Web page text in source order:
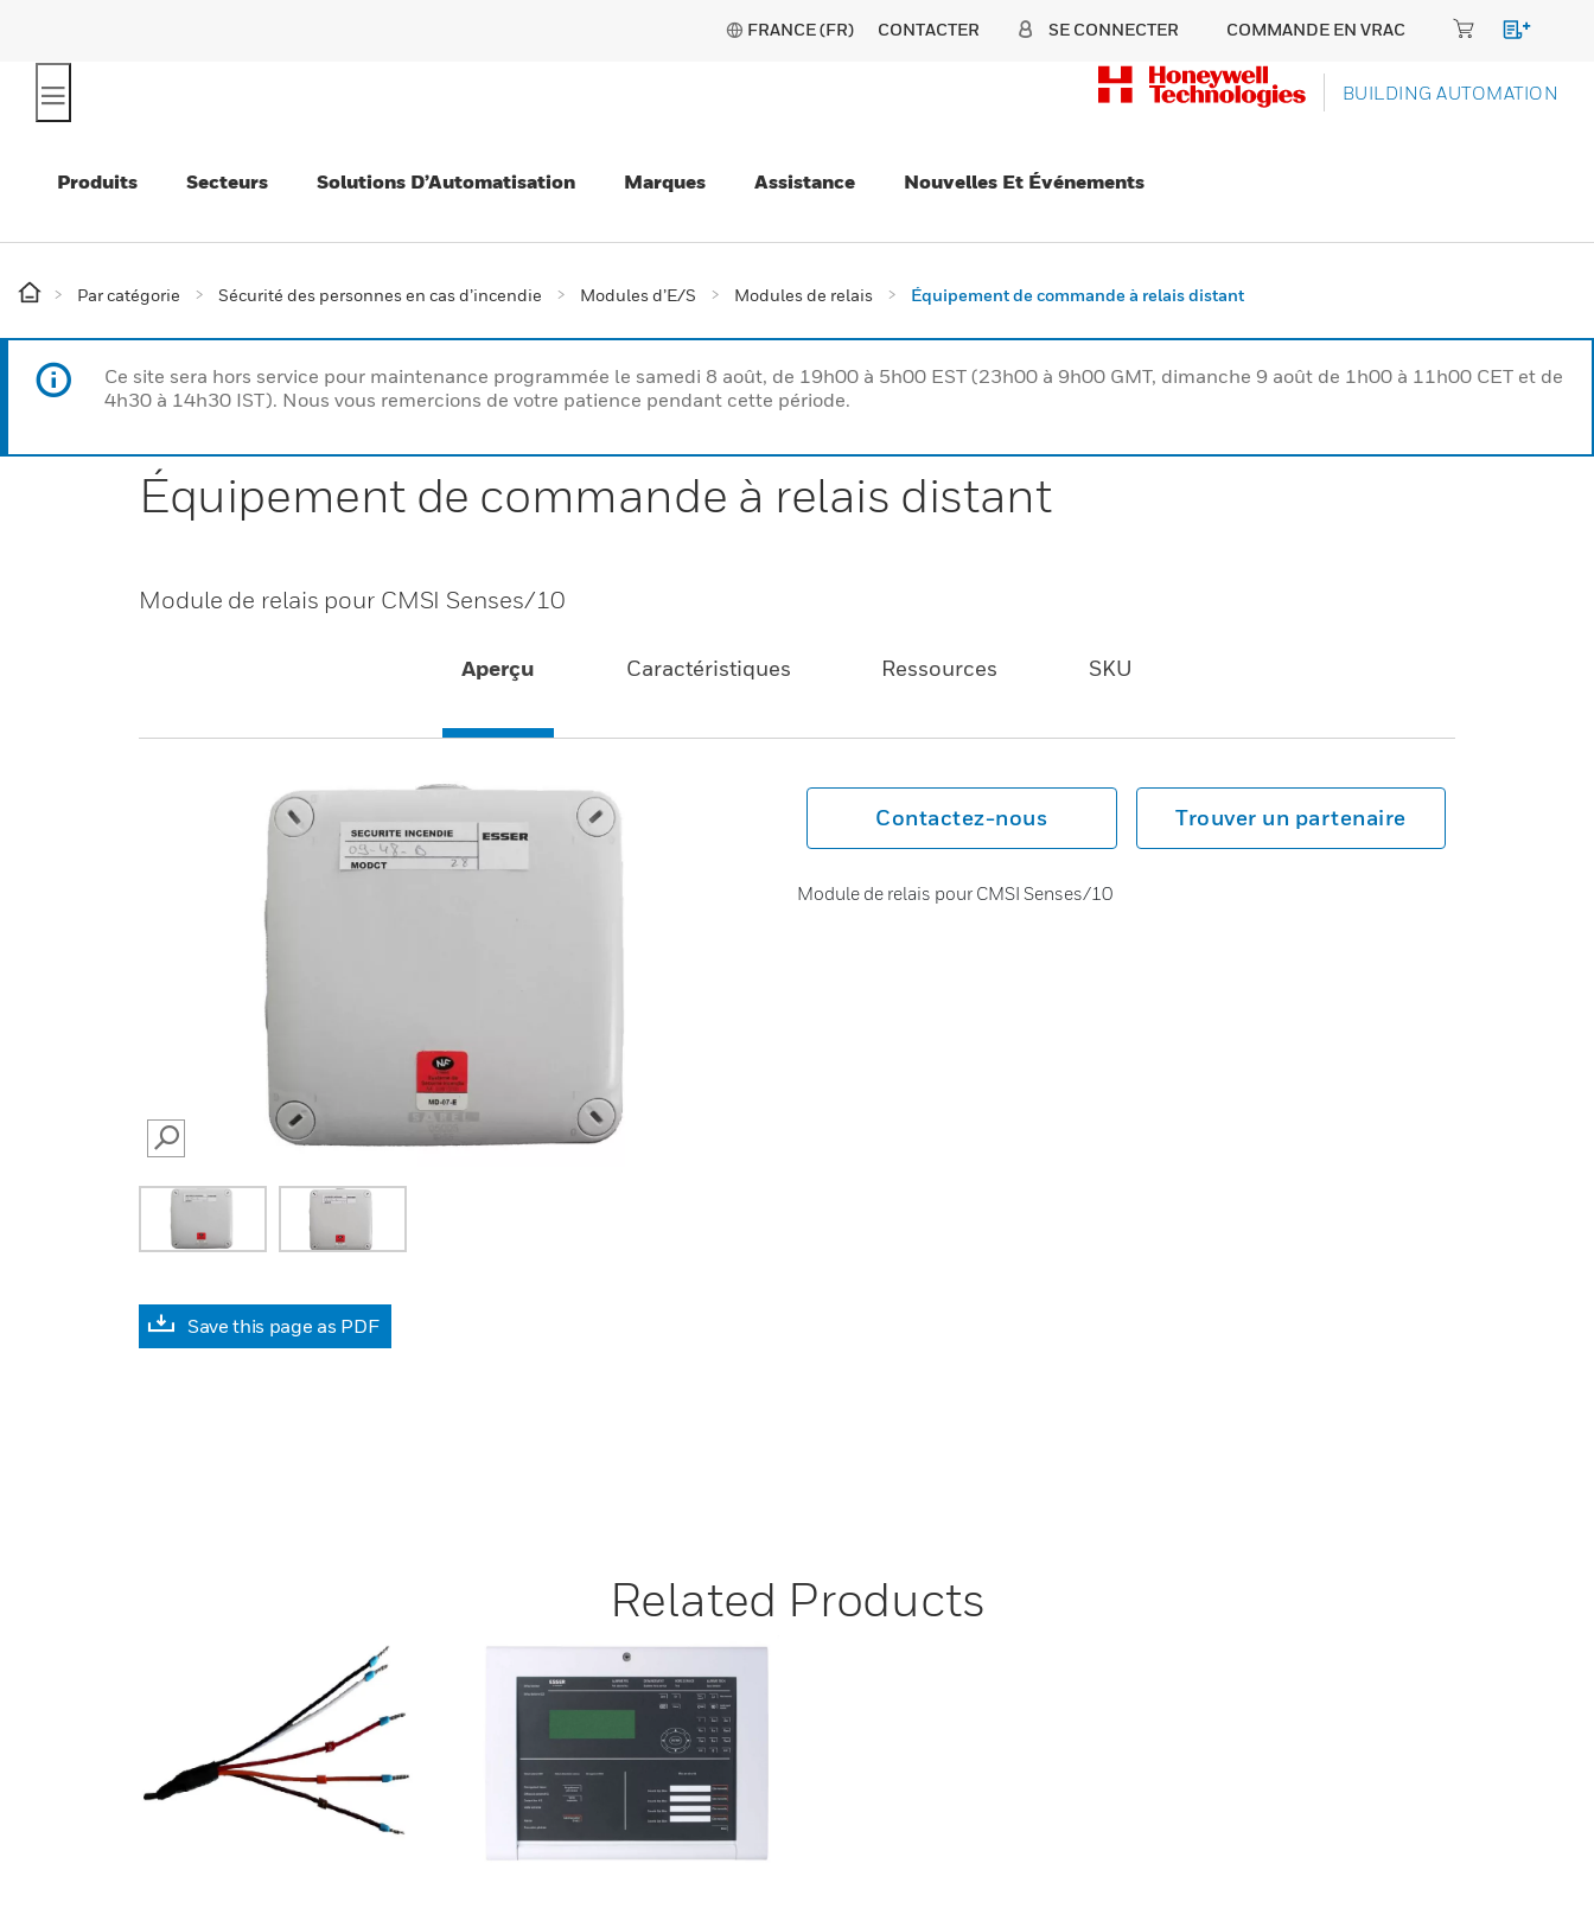
FRANCE (FR) CONTACTER SE CONNECTER COMMANDE EN VRAC
BUILDING AUTOMATION
Produits Secteurs Solutions D’Automatisation Marques Assistance Nouvelles Et Événements
Par catégorie Sécurité des personnes en cas d’incendie Modules d’E/S Modules de relais Équipement de commande à relais distant
Ce site sera hors service pour maintenance programmée le samedi 8 août, de 19h00 à 5h00 EST (23h00 à 9h00 GMT, dimanche 9 août de 1h00 à 11h00 CET et de
4h30 à 14h30 IST). Nous vous remercions de votre patience pendant cette période.
Équipement de commande à relais distant
Module de relais pour CMSI Senses/10
Aperçu Caractéristiques Ressources SKU
SEARCH
Save this page as PDF
Contactez-nous Trouver un partenaire
Module de relais pour CMSI Senses/10
Related Products